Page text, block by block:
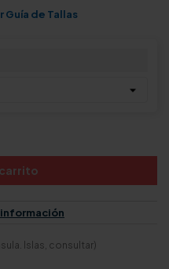
Guía de Tallas
información
Islas, consultar)